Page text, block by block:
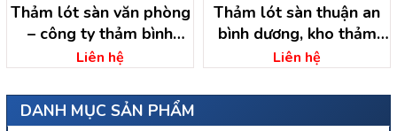
DANH MỤC SẢN PHẨM
Thảm lót sàn văn phòng
– công ty thảm bình
dương
Liên hệ
Thảm lót sàn thuận an
bình dương, kho thảm
bình dương
Liên hệ